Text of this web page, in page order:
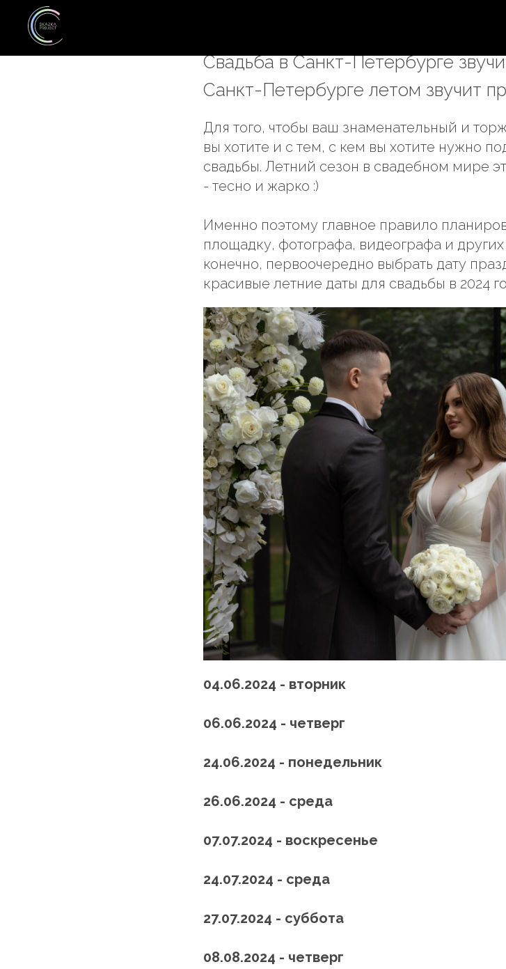
Свадьба в Санкт-Петербурге
Санкт-Петербурге летом звучит
Для того, чтобы ваш знаменательный и
вы хотите и с тем, с кем вы хотите нужно
свадьбы. Летний сезон в свадебном мире
- тесно и жарко :)
Именно поэтому главное правило
площадку, фотографа, видеографа и
конечно, первоочередно выбрать дату
красивые летние даты для свадьбы в 2024
04.06.2024 - вторник
06.06.2024 - четверг
24.06.2024 - понедельник
26.06.2024 - среда
07.07.2024 - воскресенье
24.07.2024 - среда
27.07.2024 - суббота
08.08.2024 - четверг